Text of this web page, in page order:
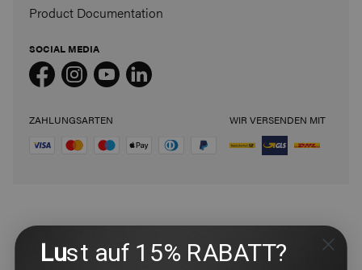
Product Documentation
SOCIAL MEDIA
ZAHLUNGSARTEN WIR VERSENDEN MIT
Lust auf 15% RABATT?